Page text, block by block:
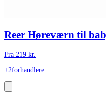
Reer Høreværn til
Fra 219 kr.
+2forhandlere